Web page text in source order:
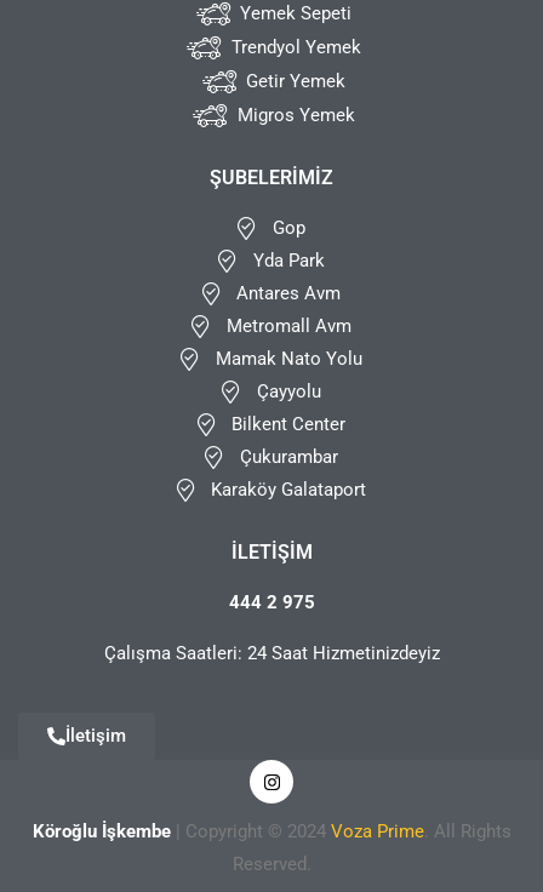
Yemek Sepeti
Trendyol Yemek
Getir Yemek
Migros Yemek
ŞUBELERIMIZ
Gop
Yda Park
Antares Avm
Metromall Avm
Mamak Nato Yolu
Çayyolu
Bilkent Center
Çukurambar
Karaköy Galataport
İLETIŞIM
444 2 975
Çalışma Saatleri: 24 Saat Hizmetinizdeyiz
İletişim
Köroğlu İşkembe| Copyright © 2024 Voza Prime. All Rights
Reserved.